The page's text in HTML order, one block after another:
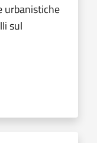
urbanistiche
sul